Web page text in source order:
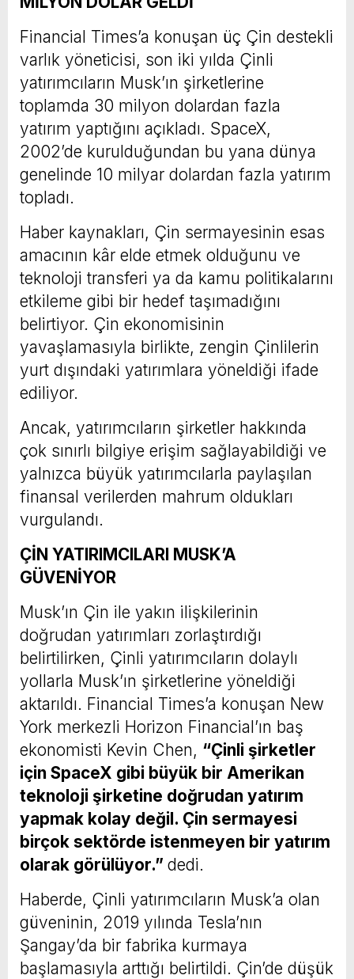
Financial Times’a konuşan üç Çin destekli
varlık yöneticisi, son iki yılda Çinli
yatırımcıların Musk’ın şirketlerine
toplamda 30 milyon dolardan fazla
yatırım yaptığını açıkladı. SpaceX,
2002’de kurulduğundan bu yana dünya
genelinde 10 milyar dolardan fazla yatırım
topladı.
Haber kaynakları, Çin sermayesinin esas
amacının kâr elde etmek olduğunu ve
teknoloji transferi ya da kamu politikalarını
etkileme gibi bir hedef taşımadığını
belirtiyor. Çin ekonomisinin
yavaşlamasıyla birlikte, zengin Çinlilerin
yurt dışındaki yatırımlara yöneldiği ifade
ediliyor.
Ancak, yatırımcıların şirketler hakkında
çok sınırlı bilgiye erişim sağlayabildiği ve
yalnızca büyük yatırımcılarla paylaşılan
finansal verilerden mahrum oldukları
vurgulandı.
ÇİN YATIRIMCILARI MUSK’A
GÜVENİYOR
Musk’ın Çin ile yakın ilişkilerinin
doğrudan yatırımları zorlaştırdığı
belirtilirken, Çinli yatırımcıların dolaylı
yollarla Musk’ın şirketlerine yöneldiği
aktarıldı. Financial Times’a konuşan New
York merkezli Horizon Financial’ın baş
ekonomisti Kevin Chen, “Çinli şirketler
için SpaceX gibi büyük bir Amerikan
teknoloji şirketine doğrudan yatırım
yapmak kolay değil. Çin sermayesi
birçok sektörde istenmeyen bir yatırım
olarak görülüyor.” dedi.
Haberde, Çinli yatırımcıların Musk’a olan
güveninin, 2019 yılında Tesla’nın
Şangay’da bir fabrika kurmaya
başlamasıyla arttığı belirtildi. Çin’de düşük